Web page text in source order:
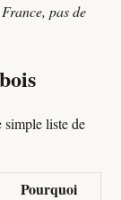
pas de
liste de
Pourquoi